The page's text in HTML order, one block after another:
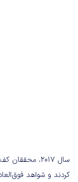
سال 2017،
کردند و شواهد